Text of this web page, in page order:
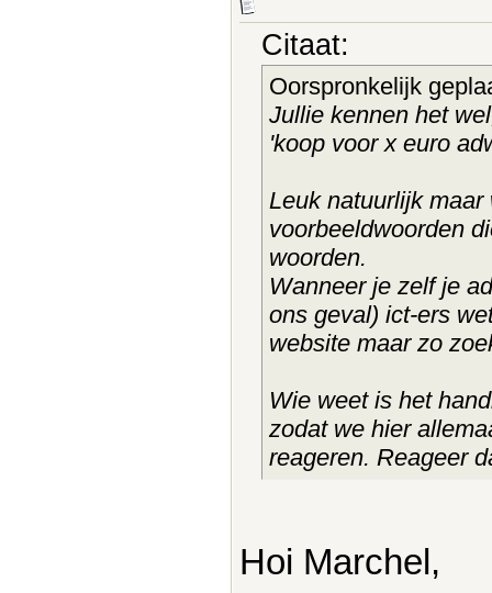
Citaat:
Oorspronkelijk
Jullie kennen het
'koop voor x euro
Leuk natuurlijk
voorbeeldwoorden
woorden.
Wanneer je zelf je
ons geval) ict-ers
website maar zo
Wie weet is het
zodat we hier
reageren. Reageer
Hoi Marchel,